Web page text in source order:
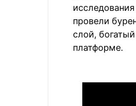
провели
слой,
платформе.